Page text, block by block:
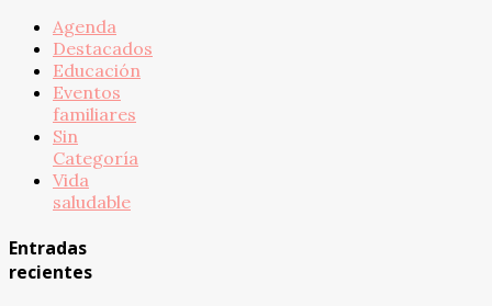
Agenda
Destacados
Educación
Eventos
familiares
Sin
Categoría
Vida
saludable
Entradas
recientes